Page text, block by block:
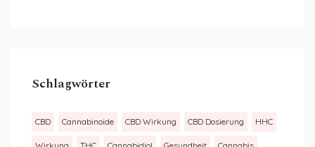
Schlagwörter
CBD Cannabinoide CBD Wirkung CBD Dosierung HHC